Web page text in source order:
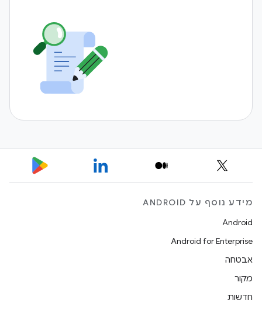
מידע נוסף על ANDROID
Android
Android for Enterprise
אבטחה
מקור
חדשות